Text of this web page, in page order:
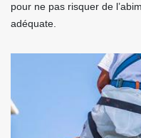
pour ne pas risquer de
adéquate.